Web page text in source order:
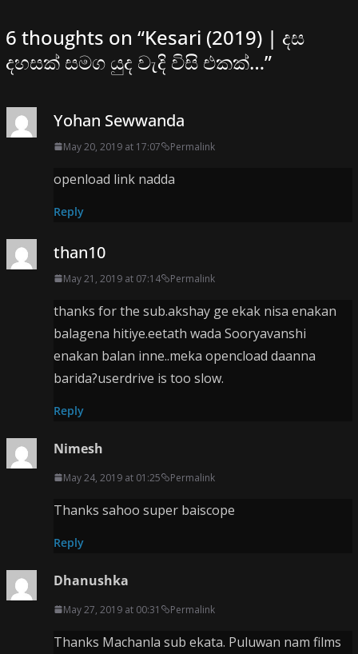
6 thoughts on “Kesari (2019) | දස
දහසක් සමග යුද වැදි විසි එකක්…”
Yohan Sewwanda
May 20, 2019 at 17:07 Permalink
openload link nadda
Reply
than10
May 21, 2019 at 07:14 Permalink
thanks for the sub.akshay ge ekak nisa enakan
balagena hitiye.eetath wada Sooryavanshi
enakan balan inne..meka opencload daanna
barida?userdrive is too slow.
Reply
Nimesh
May 24, 2019 at 01:25 Permalink
Thanks sahoo super baiscope
Reply
Dhanushka
May 27, 2019 at 00:31 Permalink
Thanks Machanla sub ekata. Puluwan nam films